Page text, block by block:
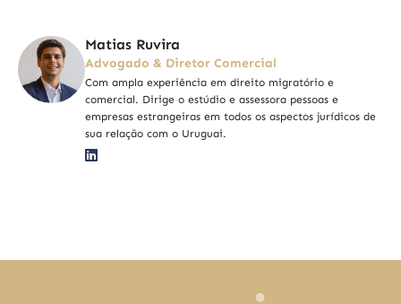
Matias Ruvira
Advogado & Diretor Comercial
Com ampla experiência em direito migratório e
comercial. Dirige o estúdio e assessora pessoas e
empresas estrangeiras em todos os aspectos jurídicos de
sua relação com o Uruguai.